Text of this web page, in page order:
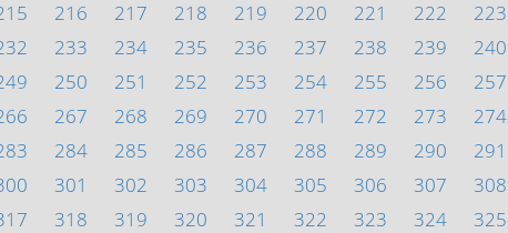
216 217 218 219 220 221 222 223
233 234 235 236 237 238 239 240
250 251 252 253 254 255 256 257
267 268 269 270 271 272 273 274
284 285 286 287 288 289 290 291
301 302 303 304 305 306 307 308
318 319 320 321 322 323 324 325